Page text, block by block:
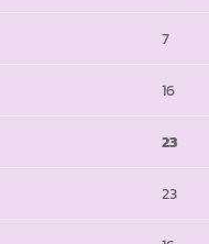
7
16
23
23